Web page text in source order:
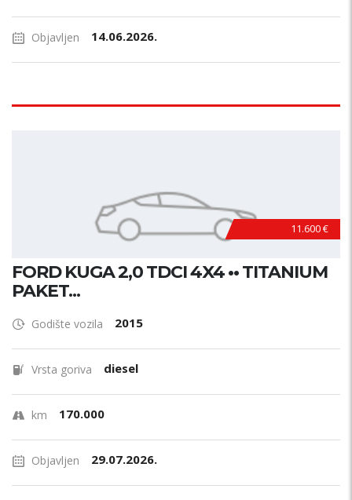
Objavljen 14.06.2026.
11.600 €
FORD KUGA 2,0 TDCI 4X4 •• TITANIUM
PAKET...
Godište vozila 2015
Vrsta goriva diesel
km 170.000
Objavljen 29.07.2026.